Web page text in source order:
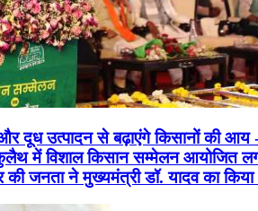
दूध उत्पादन से बढ़ाएंगे किसानों की
में विशाल किसान सम्मेलन आयोजित
की जनता ने मुख्यमंत्री डॉ. यादव का